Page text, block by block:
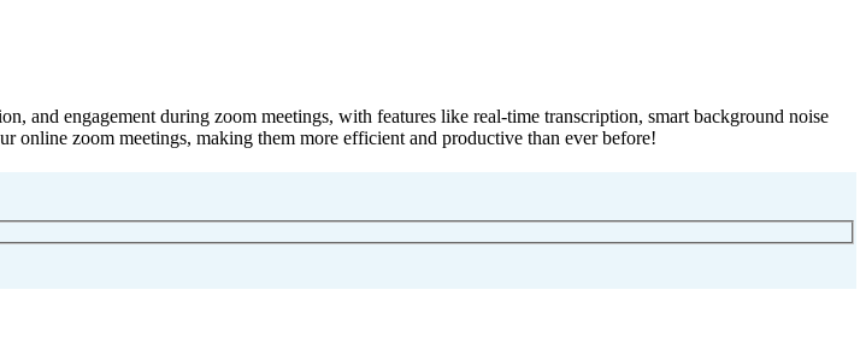
and engagement during zoom meetings, with features like real-time transcription, smart background noise
zoom meetings, making them more efficient and productive than ever before!